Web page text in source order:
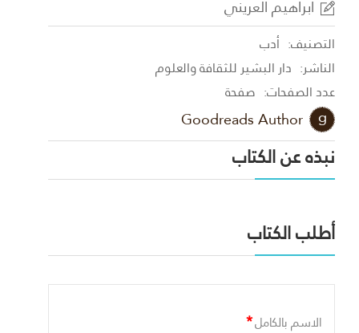
ابراهيم العريني
التصنيف: أدب
الناشر: دار البشير للثقافة والعلوم
عدد الصفحات: صفحة
Goodreads Author
نبذه عن الكتاب
أطلب الكتاب
الاسم بالكامل*